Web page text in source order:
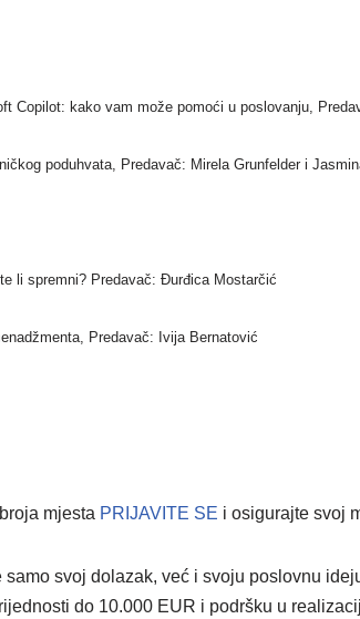
Copilot: kako vam može pomoći u poslovanju,
poduhvata, Predavač: Mirela Grunfelder i
li spremni? Predavač: Đurđica Mostarčić
Predavač: Ivija Bernatović
mjesta PRIJAVITE SE i osigurajte svoj
svoj dolazak, već i svoju poslovnu
do 10.000 EUR i podršku u